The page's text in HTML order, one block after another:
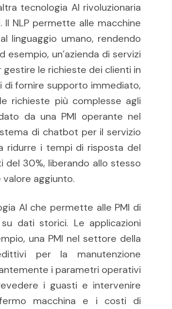
tecnologia AI rivoluzionaria
NLP permette alle macchine
linguaggio umano, rendendo
esempio, un’azienda di servizi
le richieste dei clienti in
fornire supporto immediato,
richieste più complesse agli
da una PMI operante nel
di chatbot per il servizio
ridurre i tempi di risposta del
30%, liberando allo stesso
aggiunto.
AI che permette alle PMI di
dati storici. Le applicazioni
una PMI nel settore della
per la manutenzione
i parametri operativi
i guasti e intervenire
macchina e i costi di